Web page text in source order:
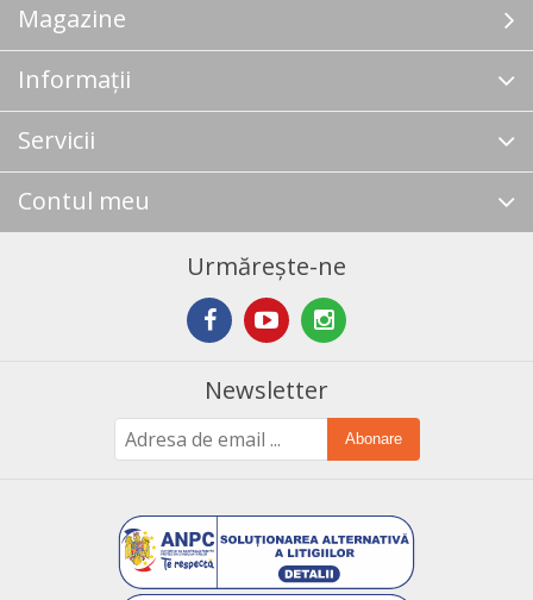
Magazine
Informații
Servicii
Contul meu
Urmărește-ne
Newsletter
Abonare